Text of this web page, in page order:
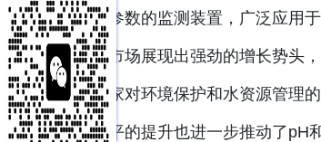
度等参数的监测装置，广泛应用
感器市场展现出强劲的增长势头
于国家对环境保护和水资源管理
化水平的提升也进一步推动了pH